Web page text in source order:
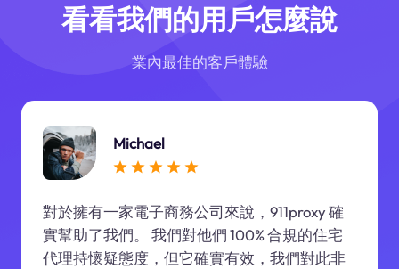
看看我們的用戶怎麼說
業內最佳的客戶體驗
Michael
對於擁有一家電子商務公司來說，911proxy 確
實幫助了我們。 我們對他們 100% 合規的住宅
代理持懷疑態度，但它確實有效，我們對此非